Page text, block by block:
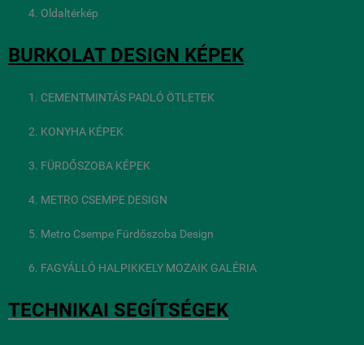
Oldaltérkép
BURKOLAT DESIGN KÉPEK
CEMENTMINTÁS PADLÓ ÖTLETEK
KONYHA KÉPEK
FÜRDŐSZOBA KÉPEK
METRO CSEMPE DESIGN
Metro Csempe Fürdőszoba Design
FAGYÁLLÓ HALPIKKELY MOZAIK GALÉRIA
TECHNIKAI SEGÍTSÉGEK